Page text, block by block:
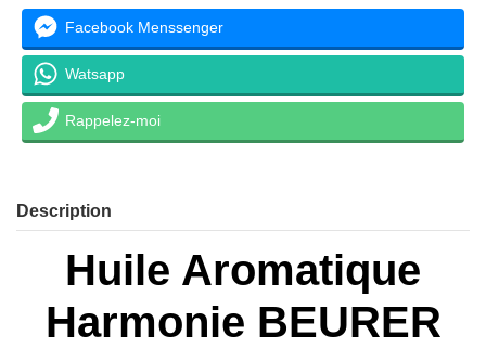
Facebook Menssenger
Watsapp
Rappelez-moi
Description
Huile Aromatique
Harmonie BEURER